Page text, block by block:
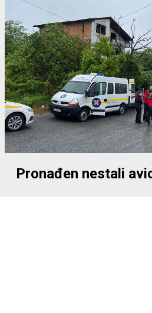
Pronađen nestali